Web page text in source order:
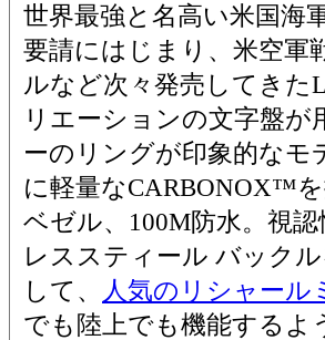
世界最強と名高い米国海
要請にはじまり、米空軍
ルなど次々発売してきた
リエーションの文字盤
ーのリングが印象的なモ
に軽量なCARBONOX™
ベゼル、100M防水。視
レススティール バック
して、
人気のリシャール
でも陸上でも機能するよ